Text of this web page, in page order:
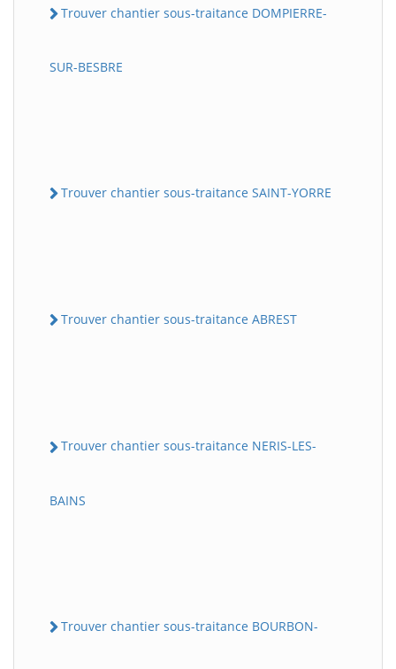
Trouver chantier sous-traitance DOMPIERRE-
SUR-BESBRE
Trouver chantier sous-traitance SAINT-YORRE
Trouver chantier sous-traitance ABREST
Trouver chantier sous-traitance NERIS-LES-
BAINS
Trouver chantier sous-traitance BOURBON-